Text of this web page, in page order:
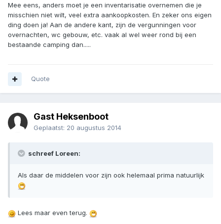
Mee eens, anders moet je een inventarisatie overnemen die je
misschien niet wilt, veel extra aankoopkosten. En zeker ons eigen
ding doen ja! Aan de andere kant, zijn de vergunningen voor
overnachten, wc gebouw, etc. vaak al wel weer rond bij een
bestaande camping dan.....
Quote
Gast Heksenboot
Geplaatst: 20 augustus 2014
schreef Loreen:
Als daar de middelen voor zijn ook helemaal prima natuurlijk
Lees maar even terug.